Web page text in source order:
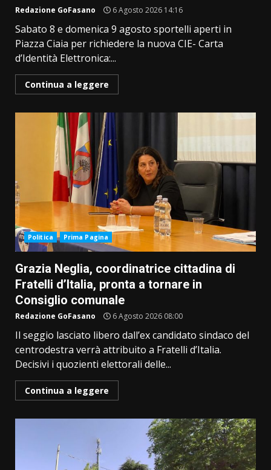
Redazione GoFasano 6 Agosto 2026 14:16
Sabato 8 e domenica 9 agosto sportelli aperti in
Piazza Ciaia per richiedere la nuova CIE- Carta
d’Identità Elettronica:...
Continua a leggere
Politica Prima Pagina
Grazia Neglia, coordinatrice cittadina di
Fratelli d’Italia, pronta a tornare in
Consiglio comunale
Redazione GoFasano 6 Agosto 2026 08:00
Il seggio lasciato libero dall’ex candidato sindaco del
centrodestra verrà attribuito a Fratelli d’Italia.
Decisivi i quozienti elettorali delle...
Continua a leggere